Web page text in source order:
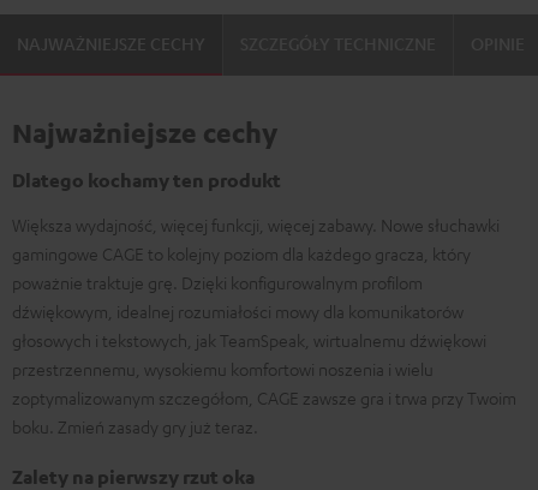
NAJWAŻNIEJSZE CECHY
Najważniejsze cechy
Dlatego kochamy ten produkt
Większa wydajność, więcej funkcji, więcej zabawy. Nowe słuchawki
gamingowe CAGE to kolejny poziom dla każdego gracza, który
poważnie traktuje grę. Dzięki konfigurowalnym profilom
dźwiękowym, idealnej rozumiałości mowy dla komunikatorów
głosowych i tekstowych, jak TeamSpeak, wirtualnemu dźwiękowi
przestrzennemu, wysokiemu komfortowi noszenia i wielu
zoptymalizowanym szczegółom, CAGE zawsze gra i trwa przy Twoim
boku. Zmień zasady gry już teraz.
Zalety na pierwszy rzut oka